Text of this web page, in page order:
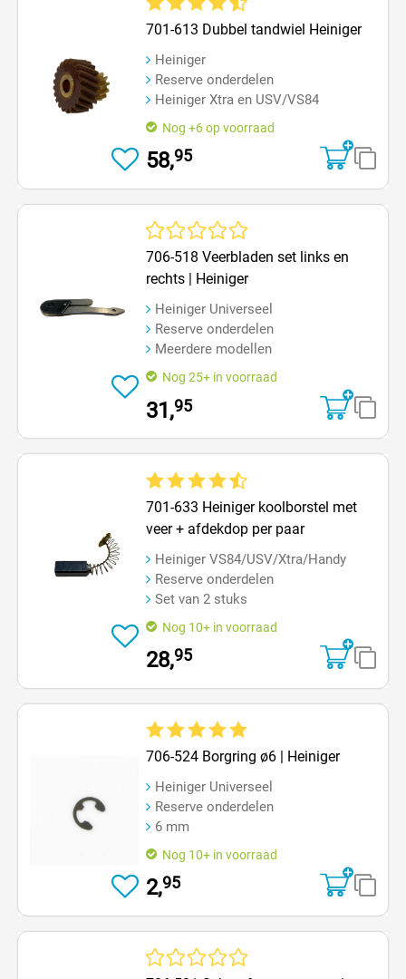
701-613 Dubbel tandwiel Heiniger
Heiniger
Reserve onderdelen
Heiniger Xtra en USV/VS84
Nog +6 op voorraad
58,95
Gemiddelde waardering van 0 van 5 sterren
706-518 Veerbladen set links en
rechts | Heiniger
Heiniger Universeel
Reserve onderdelen
Meerdere modellen
Nog 25+ in voorraad
31,95
701-633 Heiniger koolborstel met
veer + afdekdop per paar
Heiniger VS84/USV/Xtra/Handy
Reserve onderdelen
Set van 2 stuks
Nog 10+ in voorraad
28,95
706-524 Borgring ø6 | Heiniger
Heiniger Universeel
Reserve onderdelen
6 mm
Nog 10+ in voorraad
2,95